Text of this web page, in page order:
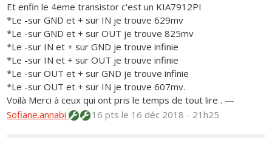
Et enfin le 4eme transistor c'est un KIA7912PI
*Le -sur GND et + sur IN je trouve 629mv
*Le -sur GND et + sur OUT je trouve 825mv
*Le -sur IN et + sur GND je trouve infinie
*Le -sur IN et + sur OUT je trouve infinie
*Le -sur OUT et + sur GND je trouve infinie
*Le -sur OUT et + sur IN je trouve 607mv.
Voilà Merci à ceux qui ont pris le temps de tout lire . —
Sofiane.annabi
16 ptsle 16 déc 2018 - 21h25